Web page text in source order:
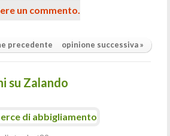
un commento.
precedente opinione successiva »
su Zalando
di abbigliamento